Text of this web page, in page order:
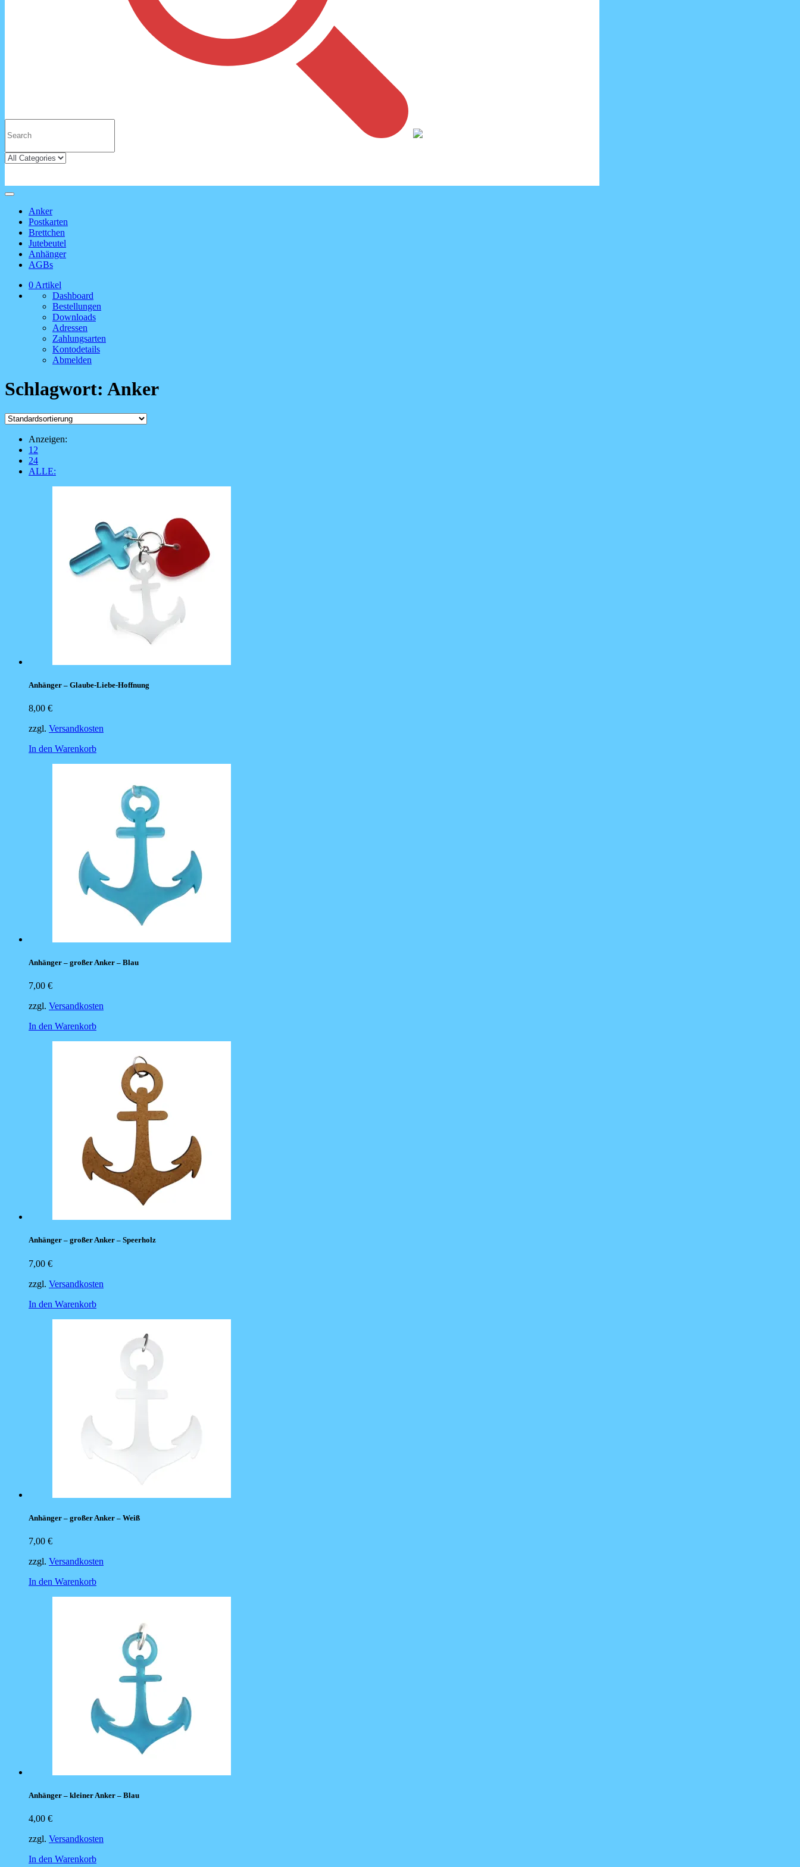
Anker
Postkarten
Brettchen
Jutebeutel
Anhänger
AGBs
0 Artikel
Dashboard
Bestellungen
Downloads
Adressen
Zahlungsarten
Kontodetails
Abmelden
Schlagwort: Anker
Anzeigen:
12
24
ALLE:
Anhänger – Glaube-Liebe-Hoffnung
8,00 €
zzgl. Versandkosten
In den Warenkorb
Anhänger – großer Anker – Blau
7,00 €
zzgl. Versandkosten
In den Warenkorb
Anhänger – großer Anker – Speerholz
7,00 €
zzgl. Versandkosten
In den Warenkorb
Anhänger – großer Anker – Weiß
7,00 €
zzgl. Versandkosten
In den Warenkorb
Anhänger – kleiner Anker – Blau
4,00 €
zzgl. Versandkosten
In den Warenkorb